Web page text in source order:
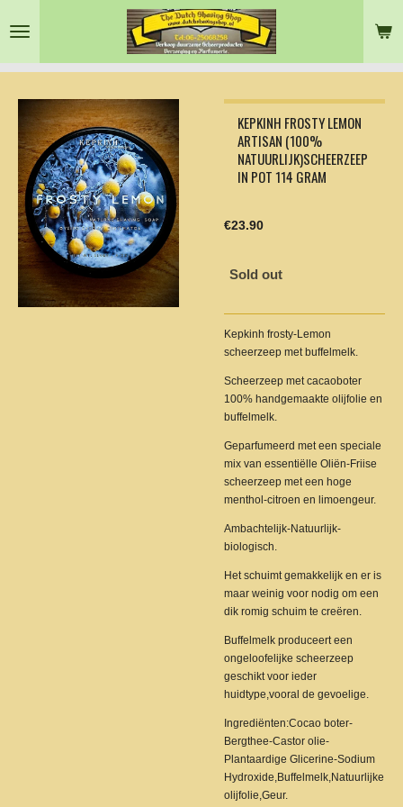
to
content
KEPKINH FROSTY LEMON
ARTISAN (100%
NATUURLIJK)SCHEERZEEP
IN POT 114 GRAM
€23.90
Sold out
Kepkinh frosty-Lemon
scheerzeep met buffelmelk.
Scheerzeep met cacaoboter
100% handgemaakte olijfolie en
buffelmelk.
Geparfumeerd met een speciale
mix van essentiëlle Oliën-Friise
scheerzeep met een hoge
menthol-citroen en limoengeur.
Ambachtelijk-Natuurlijk-
biologisch.
Het schuimt gemakkelijk en er is
maar weinig voor nodig om een
dik romig schuim te creëren.
Buffelmelk produceert een
ongeloofelijke scheerzeep
geschikt voor ieder
huidtype,vooral de gevoelige.
Ingrediënten:Cocao boter-
Bergthee-Castor olie-
Plantaardige Glicerine-Sodium
Hydroxide,Buffelmelk,Natuurlijke
olijfolie,Geur.